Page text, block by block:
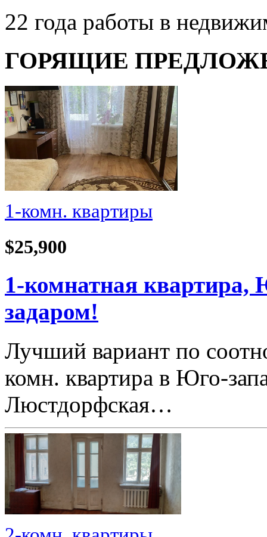
22 года работы в
ГОРЯЩИЕ
1-комн. квартиры
$25,900
1-комнатная
задаром!
Лучший вариант по
комн. квартира в Юго-
Люстдорфская…